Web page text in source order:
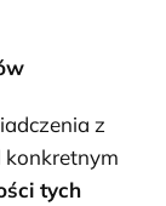
z
konkretnym
tych